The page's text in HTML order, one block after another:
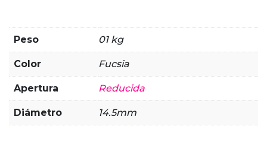
Peso 01 kg
Color Fucsia
Apertura Reducida
Diámetro 14.5mm